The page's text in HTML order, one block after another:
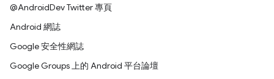
@AndroidDev Twitter 專頁
Android 網誌
Google 安全性網誌
Google Groups 上的 Android 平台論壇